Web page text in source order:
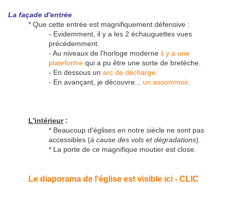
La façade d'entrée
* Que cette entrée est magnifiquement défensive :
- Evidemment, il y a les 2 échauguettes vues
précédemment.
- Au niveaux de l'horloge moderne il y a une
plateforme qui a pu être une sorte de bretèche.
- En dessous un arc de décharge
- En avançant, je découvre... un assommoir.
L'intérieur:
* Beaucoup d'églises en notre siècle ne sont pas
accessibles (à cause des vols et dégradations).
* La porte de ce magnifique moutier est close.
Le diaporama de l'église est visible ici - CLIC